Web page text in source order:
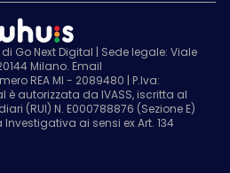
Go Next Digital | Sede legale: Viale
Milano. Email
REA MI - 2089480 | P.Iva:
è autorizzata da IVASS, iscritta al
(RUI) N. E000788876 (Sezione E)
Investigativa ai sensi ex Art. 134